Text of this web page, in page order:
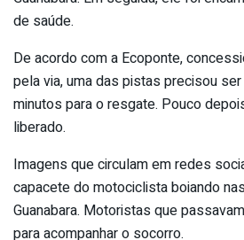
de saúde.
De acordo com a Ecoponte,
pela via, uma das pistas precisou
minutos para o resgate. Pouco
liberado.
Imagens que circulam em redes
capacete do motociclista boiando
Guanabara. Motoristas que
para acompanhar o socorro.